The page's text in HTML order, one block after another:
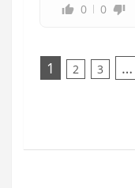
0 0
1 2 3 …